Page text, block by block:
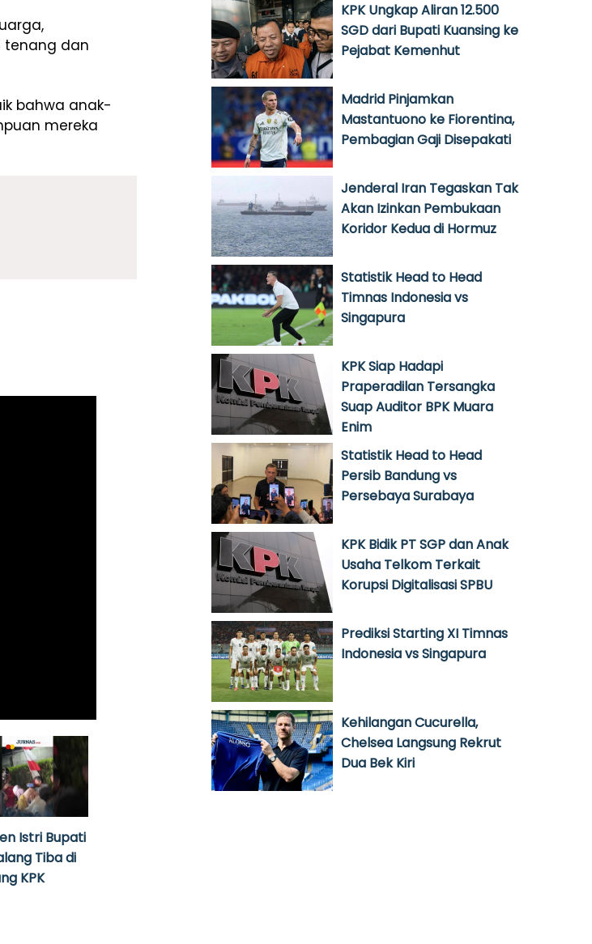
tenang dan
bahwa anak-
mereka
Istri Bupati
Tiba di
KPK
KPK Ungkap Aliran 12.500
SGD dari Bupati Kuansing ke
Pejabat Kemenhut
Madrid Pinjamkan
Mastantuono ke Fiorentina,
Pembagian Gaji Disepakati
Jenderal Iran Tegaskan Tak
Akan Izinkan Pembukaan
Koridor Kedua di Hormuz
Statistik Head to Head
Timnas Indonesia vs
Singapura
KPK Siap Hadapi
Praperadilan Tersangka
Suap Auditor BPK Muara
Enim
Statistik Head to Head
Persib Bandung vs
Persebaya Surabaya
KPK Bidik PT SGP dan Anak
Usaha Telkom Terkait
Korupsi Digitalisasi SPBU
Prediksi Starting XI Timnas
Indonesia vs Singapura
Kehilangan Cucurella,
Chelsea Langsung Rekrut
Dua Bek Kiri